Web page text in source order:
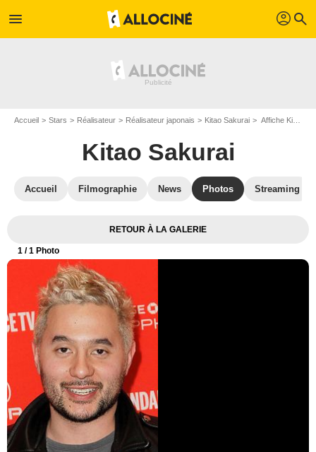
menu profil search
Accueil Stars Réalisateur Réalisateur japonais Kitao Sakurai Affiche Kitao Sakurai
Kitao Sakurai
Accueil Filmographie News Photos Streaming
RETOUR À LA GALERIE
1 / 1 Photo